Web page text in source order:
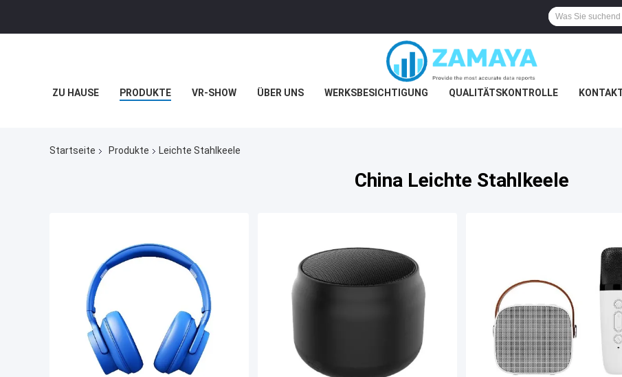
ZU HAUSE PRODUKTE VR-SHOW ÜBER UNS WERKSBESICHTIGUNG QUALITÄTSKONTROLLE
Startseite Produkte Leichte Stahlkeele
China Leichte Stahlkeele